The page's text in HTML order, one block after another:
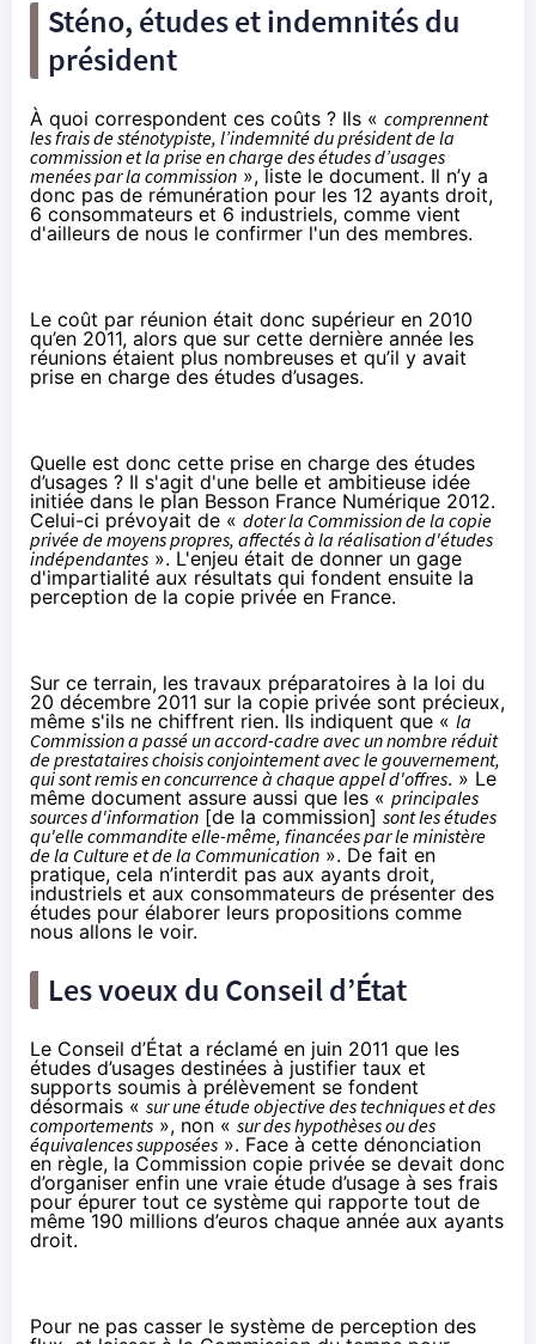
Sténo, études et indemnités du
président
À quoi correspondent ces coûts ? Ils « comprennent
les frais de sténotypiste, l’indemnité du président de la
commission et la prise en charge des études d’usages
menées par la commission », liste le document. Il n’y a
donc pas de rémunération pour les 12 ayants droit,
6 consommateurs et 6 industriels, comme vient
d'ailleurs de nous le confirmer l'un des membres.
Le coût par réunion était donc supérieur en 2010
qu’en 2011, alors que sur cette dernière année les
réunions étaient plus nombreuses et qu’il y avait
prise en charge des études d’usages.
Quelle est donc cette prise en charge des études
d’usages ? Il s'agit d'une belle et ambitieuse idée
initiée dans le plan Besson France Numérique 2012.
Celui-ci prévoyait de « doter la Commission de la copie
privée de moyens propres, affectés à la réalisation d'études
indépendantes ». L'enjeu était de donner un gage
d'impartialité aux résultats qui fondent ensuite la
perception de la copie privée en France.
Sur ce terrain, les travaux préparatoires à la loi du
20 décembre 2011 sur la copie privée sont précieux,
même s'ils ne chiffrent rien. Ils indiquent que « la
Commission a passé un accord-cadre avec un nombre réduit
de prestataires choisis conjointement avec le gouvernement,
qui sont remis en concurrence à chaque appel d'offres. » Le
même document assure aussi que les « principales
sources d'information [de la commission] sont les études
qu'elle commandite elle-même, financées par le ministère
de la Culture et de la Communication ». De fait en
pratique, cela n’interdit pas aux ayants droit,
industriels et aux consommateurs de présenter des
études pour élaborer leurs propositions comme
nous allons le voir.
Les voeux du Conseil d’État
Le Conseil d’État a réclamé en juin 2011 que les
études d’usages destinées à justifier taux et
supports soumis à prélèvement se fondent
désormais « sur une étude objective des techniques et des
comportements », non « sur des hypothèses ou des
équivalences supposées ». Face à cette dénonciation
en règle, la Commission copie privée se devait donc
d’organiser enfin une vraie étude d’usage à ses frais
pour épurer tout ce système qui rapporte tout de
même 190 millions d’euros chaque année aux ayants
droit.
Pour ne pas casser le système de perception des